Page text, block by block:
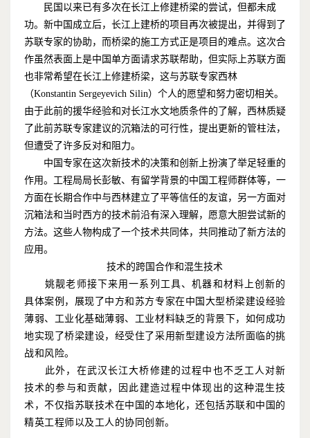
民国以来已有多次在长江上修建桥梁的尝试，但都未成
功。新中国成立后，长江上建桥的项目再次被提出，并得到了
苏联专家的协助，而桥梁的施工方式正是项目的难点。这次合
作虽然表面上是中国单方面请求苏联帮助，但实际上苏联方面
也非常希望在长江上修建桥梁，这与苏联专家西林
（Konstantin Sergeyevich Silin）个人的愿望和努力密切相关。
由于此前的援华经验和对长江水文地质条件的了解，西林质疑
了此前苏联专家建议的沉箱法的可行性，提出更新的管柱法，
但遭受了许多反对和阻力。
中国专家在这次新技术的决策和创新上扮演了举足轻重的
作用。工程局局长彭敏、有留学背景的中国工程师群体等，一
方面在长期合作中与西林建立了平等信任的友谊，另一方面对
沉箱法和当时西方的技术前沿有深入理解，愿意大胆尝试新的
方法。这些人物构成了一个技术共同体，共同推动了新方法的
应用。
技术的跨国合作和混生技术
姚靓老师接下来用一系列工具、机器和材料上创新的
具体案例，展现了中方和苏方专家在中国大型桥梁建设经验
薄弱、工业化基础薄弱、工业材料缺乏的背景下，如何成功
地实现了桥梁建设，经受住了采用新型建设方法所面临的挑
战和风险。
此外，在武汉长江大桥修建的过程中也不乏工人对新
技术的参与和贡献，因此建造过程中体现出的这种混生技
术，不仅指苏联技术在中国的本地化，还包括苏联和中国的
精英工程师以及工人的协同创新。